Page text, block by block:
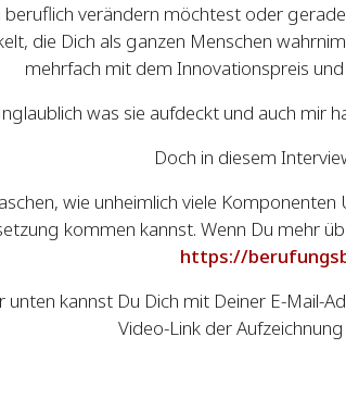
beruflich verändern möchtest oder
die Dich als ganzen Menschen
mehrfach mit dem Innovationspreis
was sie aufdeckt und auch mir
Doch in diesem
wie unheimlich viele
kommen kannst. Wenn Du mehr
https://
unten kannst Du Dich mit Deiner E-Mail-
Video-Link der